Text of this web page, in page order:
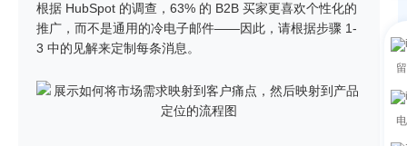
根据 HubSpot 的调查，63% 的 B2B 买家更喜欢个性化的
推广，而不是通用的冷电子邮件——因此，请根据步骤 1-
3 中的见解来定制每条消息。